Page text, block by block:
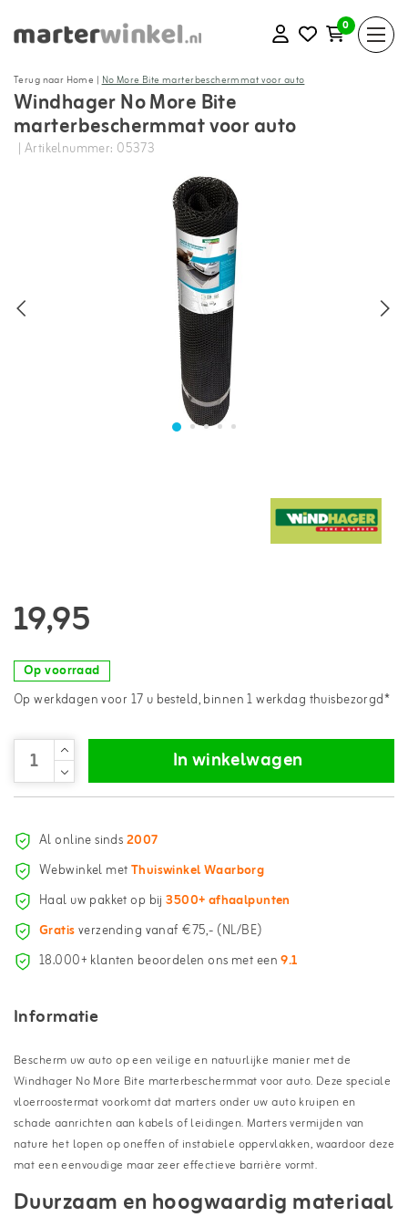
0
Terug naar Home |No More Bite marterbeschermmat voor auto
Windhager No More Bite
marterbeschermmat voor auto
| Artikelnummer: 05373
19,95
Op voorraad
Op werkdagen voor 17 u besteld, binnen 1 werkdag thuisbezorgd*
In winkelwagen
Al online sinds2007
Webwinkel metThuiswinkel Waarborg
Haal uw pakket op bij3500+ afhaalpunten
Gratisverzending vanaf €75,- (NL/BE)
18.000+ klanten beoordelen ons met een9.1
Informatie
Bescherm uw auto op een veilige en natuurlijke manier met de
Windhager No More Bite marterbeschermmat voor auto. Deze speciale
vloerroostermat voorkomt dat marters onder uw auto kruipen en
schade aanrichten aan kabels of leidingen. Marters vermijden van
nature het lopen op oneffen of instabiele oppervlakken, waardoor deze
mat een eenvoudige maar zeer effectieve barrière vormt.
Duurzaam en hoogwaardig materiaal